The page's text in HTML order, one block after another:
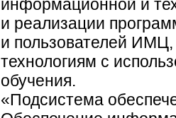
информационной и
и реализации
и пользователей
технологиям с
обучения.
«Подсистема